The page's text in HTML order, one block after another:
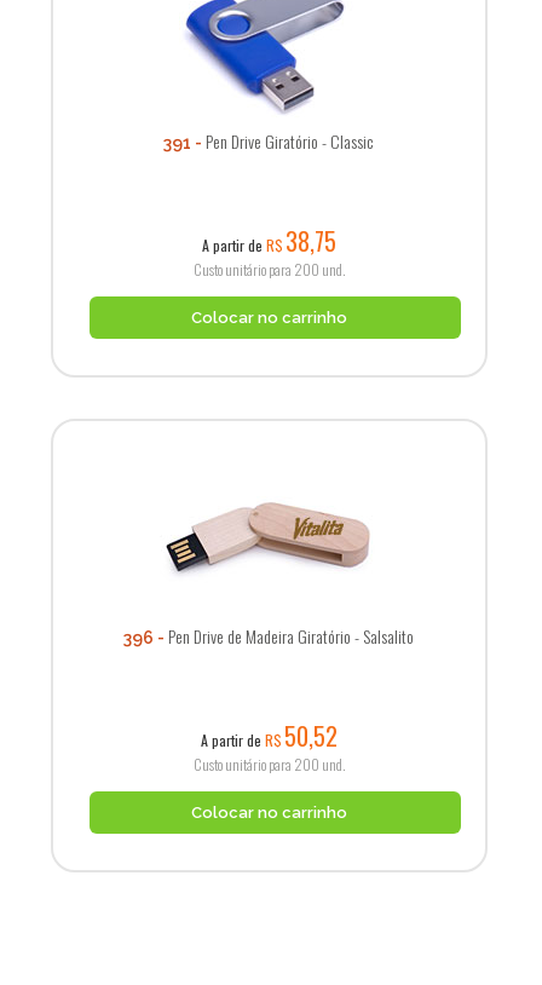
391 Pen Drive Giratório - Classic
A partir de R$ 38,75
Custo unitário para 200 und.
Colocar no carrinho
396 Pen Drive de Madeira Giratório - Salsalito
A partir de R$ 50,52
Custo unitário para 200 und.
Colocar no carrinho